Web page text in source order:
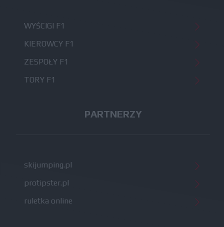
WYŚCIGI F1
KIEROWCY F1
ZESPOŁY F1
TORY F1
PARTNERZY
skijumping.pl
protipster.pl
ruletka online